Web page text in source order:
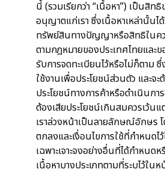
นี้ (รวมเรียกว่า “เนื้อหา”) เป็นสิท
อนุญาตแก่เรา ซึ่งเนื้อหาเหล่านั้น
ทรัพย์สินทางปัญญาหรือสิทธิในค
ตามกฎหมายของประเทศไทยและข
รับการจดทะเบียนไว้หรือไม่ก็ตาม
ใช้งานเพื่อประโยชน์ส่วนตัว และจะ
ประโยชน์ทางการค้าหรือดำเนินกา
ต้องเสียประโยชน์เกินสมควรเว้น
เราล่วงหน้าเป็นลายลักษณ์อักษร
ตกลงและเงื่อนไขการใช้ที่กำหนด
เฉพาะเจาะจงอย่างอื่นที่ได้กำหนด
เนื้อหาบางประเภทตามที่ระบุไว้ใ